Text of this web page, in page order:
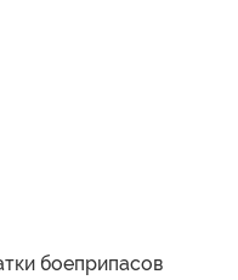
боеприпасов